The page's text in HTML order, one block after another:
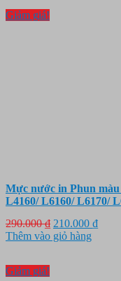
Giảm giá!
Mực nước in Phun màu
L4160/ L6160/ L6170/
290.000₫ Giá
gốc
210.000 ₫Giá
Thêm vào giỏ hàng
Giảm giá!